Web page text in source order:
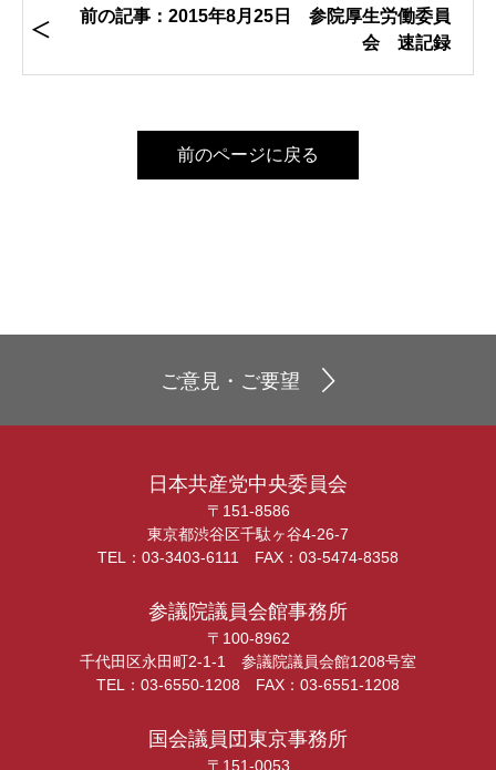
前の記事：2015年8月25日 参院厚生労働委員
会 速記録
前のページに戻る
ご意見・ご要望
日本共産党中央委員会
〒151-8586
東京都渋谷区千駄ヶ谷4-26-7
TEL：03-3403-6111 FAX：03-5474-8358
参議院議員会館事務所
〒100-8962
千代田区永田町2-1-1 参議院議員会館1208号室
TEL：03-6550-1208 FAX：03-6551-1208
国会議員団東京事務所
〒151-0053